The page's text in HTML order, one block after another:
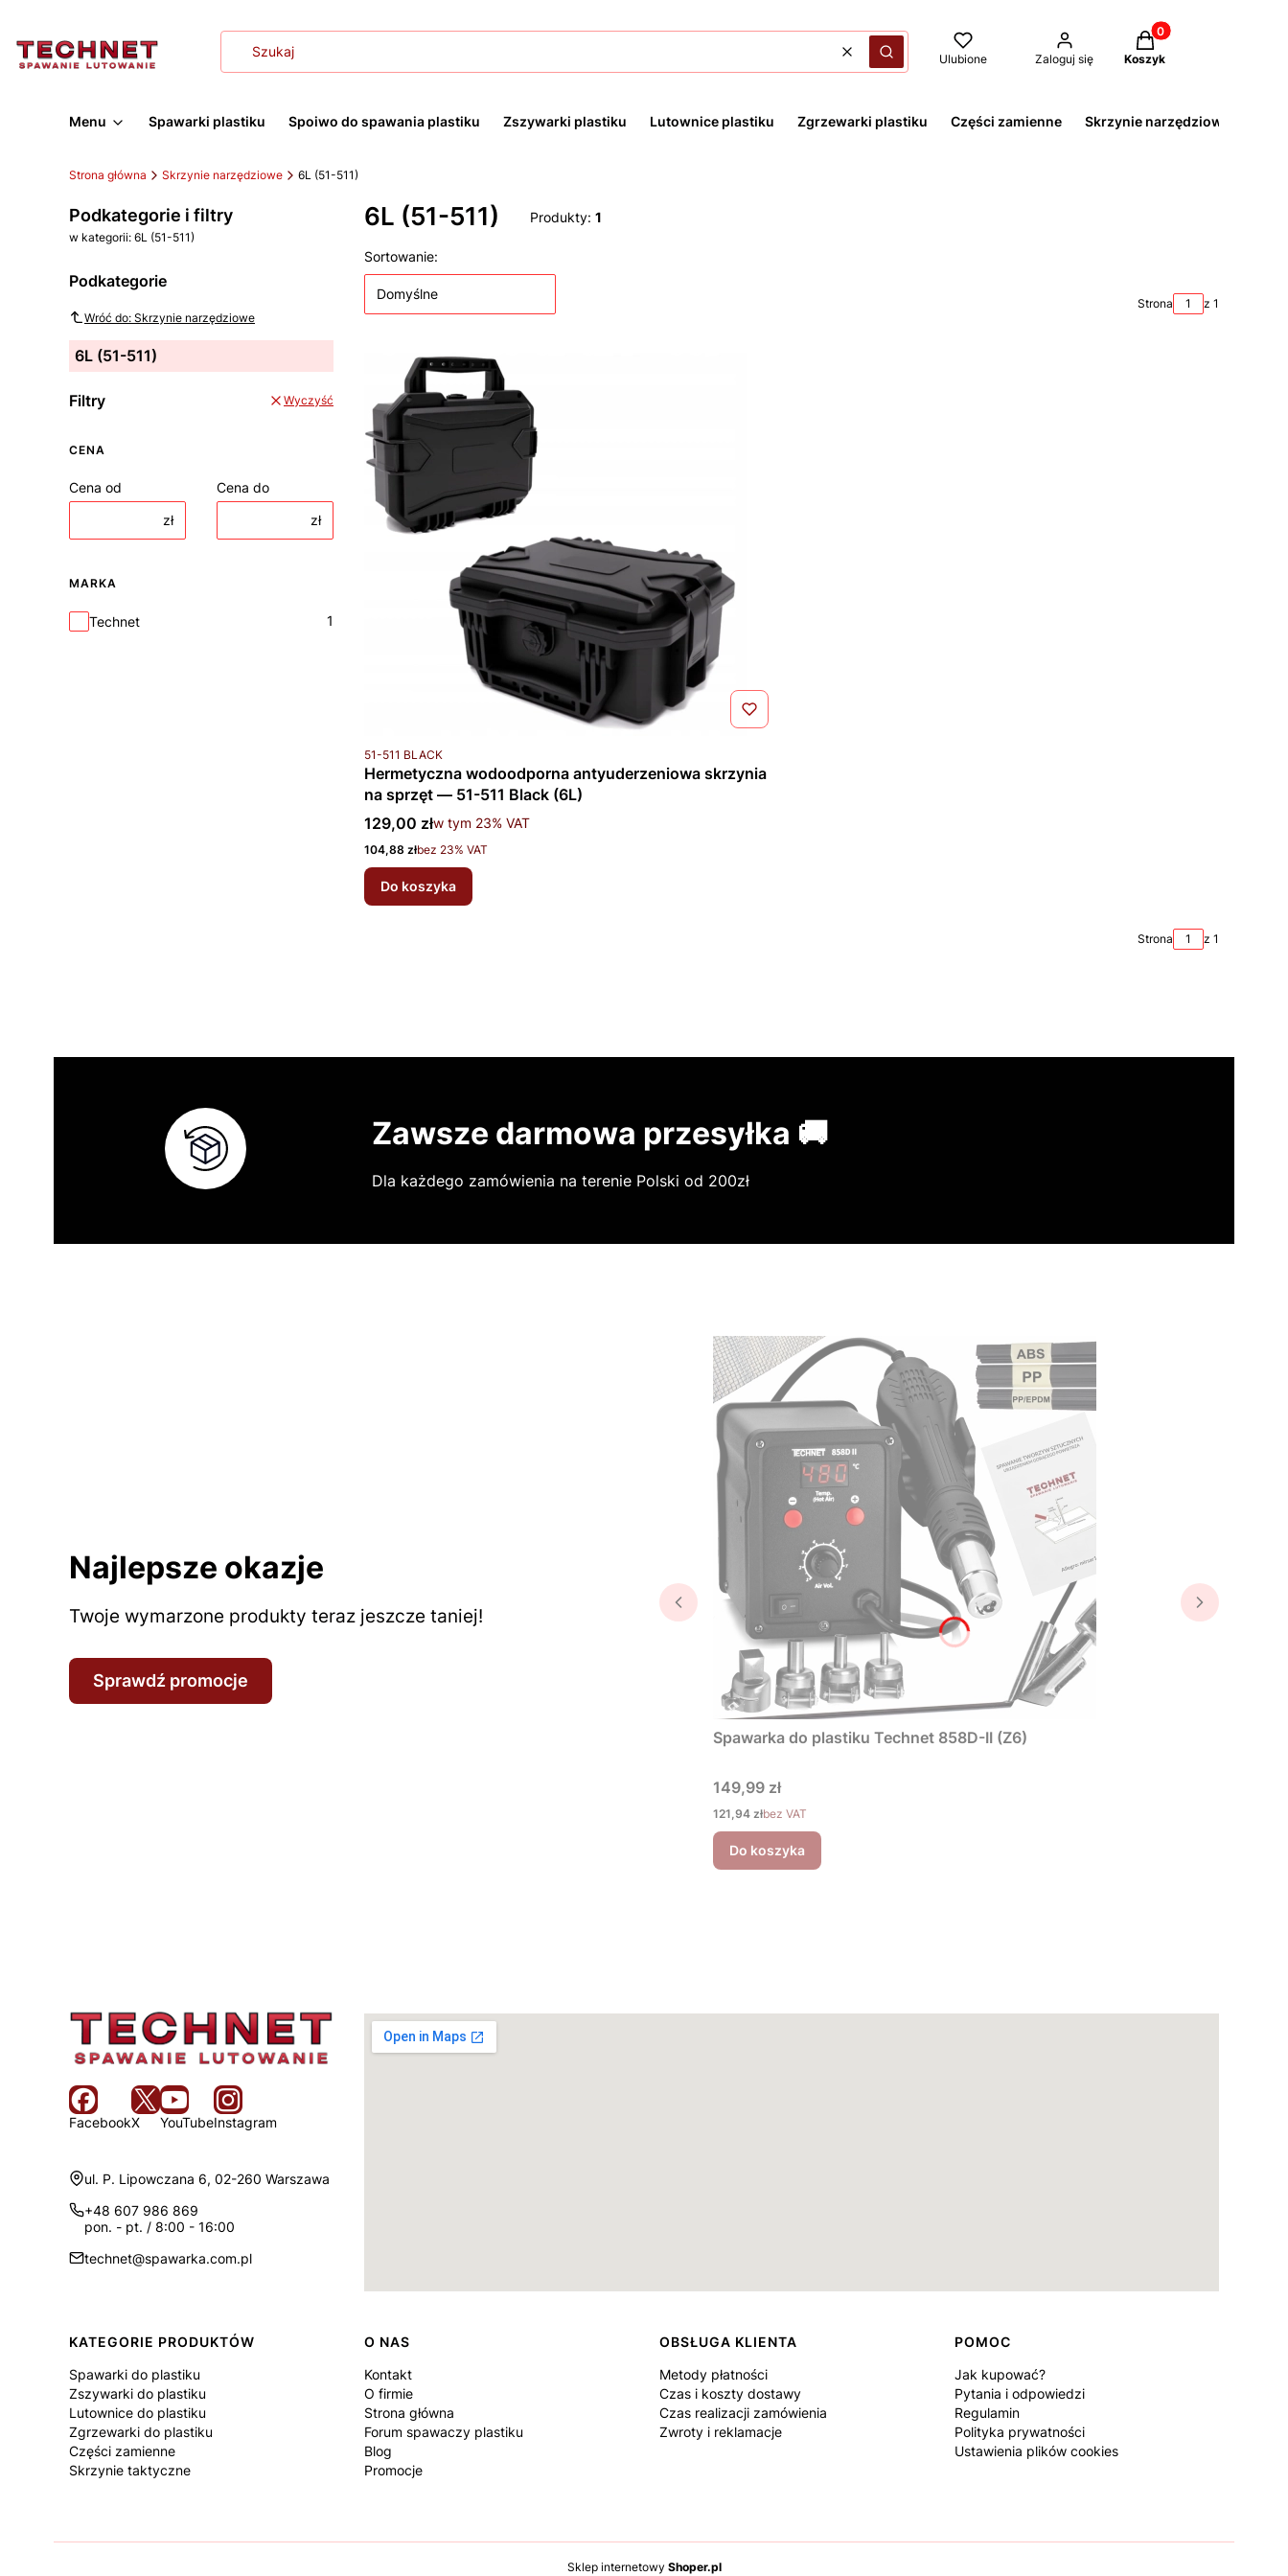
WyczyśćSzukaj Ulubione Zaloguj się
Produkty w koszyku:
Koszyk
Menu Spawarki plastiku Spoiwo do spawania plastiku Zszywarki plastiku Lutownice plastiku Zgrzewarki plastiku Części zamienne Skrzynie narzędziowe
Strona główna Skrzynie narzędziowe 6L (51-511)
Podkategorie i filtry
w kategorii: 6L (51-511)
Podkategorie
Wróć do: Skrzynie narzędziowe
6L (51-511)
Filtry Wyczyść
CENA
Cena od
zł
Cena do
zł
MARKA
MarkaTechnet 1
6L (51-511) Produkty: 1
Lista produktów
Sortowanie:
Domyślne
Strona z 1
Kod produktu
51-511 BLACK
Hermetyczna wodoodporna antyuderzeniowa skrzynia
na sprzęt — 51-511 Black (6L)
Cena brutto
129,00 złw tym %s VAT
w tym 23% VAT
Cena netto
104,88 złbez 23% VAT
Do koszyka
Strona z 1
Zawsze darmowa przesyłka 🚚
Dla każdego zamówienia na terenie Polski od 200zł
Najlepsze okazje
Twoje wymarzone produkty teraz jeszcze taniej!
Sprawdź promocje
Spawarka do plastiku Technet 858D-II (Z6)
Cena
149,99 zł
Cena
121,94 złbez VAT
Do koszyka
FacebookX YouTubeInstagram
Adres:
ul. P. Lipowczana 6, 02-260 Warszawa
+48 607 986 869
pon. - pt. / 8:00 - 16:00
technet@spawarka.com.pl
Linki w stopce
KATEGORIE PRODUKTÓW
Spawarki do plastiku
Zszywarki do plastiku
Lutownice do plastiku
Zgrzewarki do plastiku
Części zamienne
Skrzynie taktyczne
O NAS
Kontakt
O firmie
Strona główna
Forum spawaczy plastiku
Blog
Promocje
OBSŁUGA KLIENTA
Metody płatności
Czas i koszty dostawy
Czas realizacji zamówienia
Zwroty i reklamacje
POMOC
Jak kupować?
Pytania i odpowiedzi
Regulamin
Polityka prywatności
Ustawienia plików cookies
Sklep internetowy Shoper.pl